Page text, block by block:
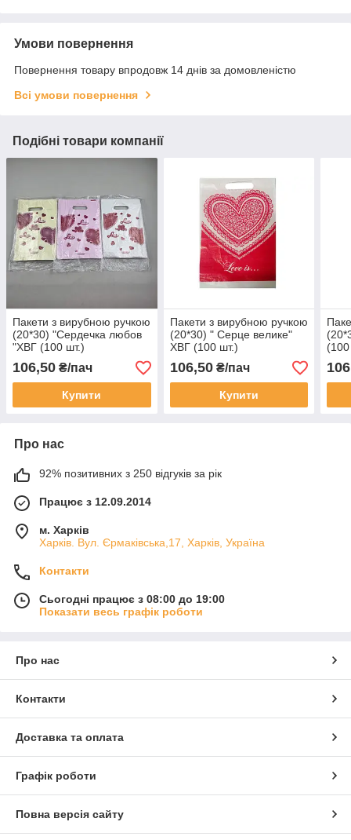
Умови повернення
Повернення товару впродовж 14 днів за домовленістю
Всі умови повернення
Подібні товари компанії
Пакети з вирубною ручкою
(20*30) "Сердечка любов
"ХВГ (100 шт.)
106,50 ₴/пач
Купити
Пакети з вирубною ручкою
(20*30) " Серце велике"
ХВГ (100 шт.)
106,50₴/пач
Купити
Про нас
92% позитивних з 250 відгуків за рік
Працює з 12.09.2014
м. Харків
Харків. Вул. Єрмаківська,17, Харків, Україна
Контакти
Сьогодні працює з 08:00 до 19:00
Показати весь графік роботи
Про нас
Контакти
Доставка та оплата
Графік роботи
Повна версія сайту